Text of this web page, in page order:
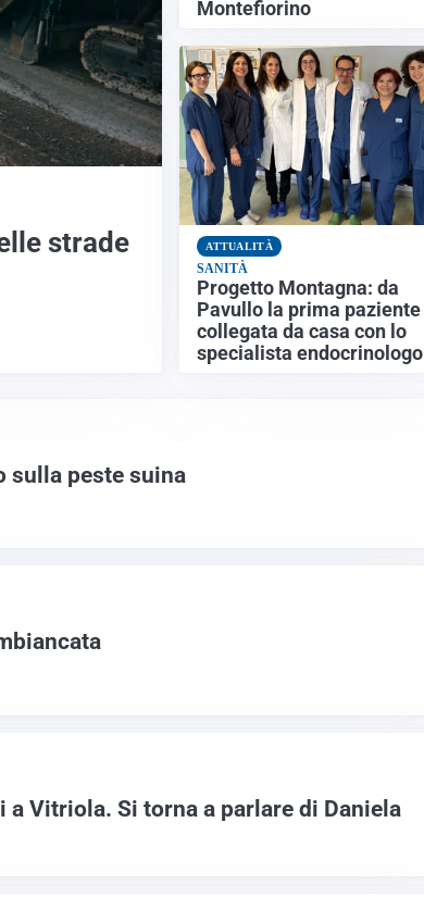
strade
Montefiorino
ATTUALITÀ
SANITÀ
Progetto Montagna: da
Pavullo la prima paziente
collegata da casa con lo
specialista endocrinologo
sulla peste suina
a Vitriola. Si torna a parlare di Daniela